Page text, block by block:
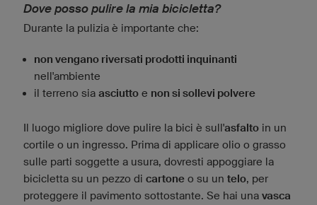
Dove posso pulire la mia bicicletta?
Durante la pulizia è importante che:
non vengano riversati prodotti inquinanti
nell'ambiente
il terreno sia asciutto e non si sollevi polvere
Il luogo migliore dove pulire la bici è sull'asfalto in un
cortile o un ingresso. Prima di applicare olio o grasso
sulle parti soggette a usura, dovresti appoggiare la
bicicletta su un pezzo di cartone o su un telo, per
proteggere il pavimento sottostante. Se hai una vasca